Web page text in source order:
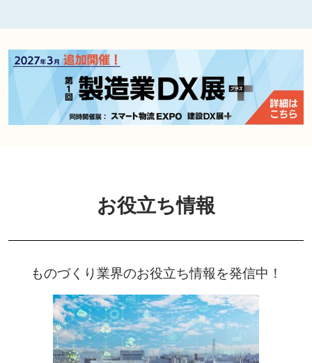
お役立ち情報
ものづくり業界のお役立ち情報を発信中！